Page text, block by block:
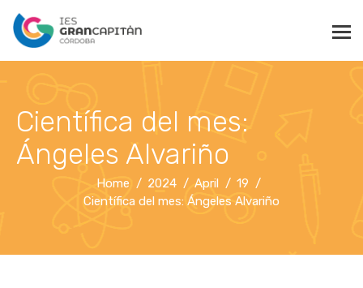
Científica del mes:
Ángeles Alvariño
Home 2024 April
19
Científica del mes: Ángeles Alvariño